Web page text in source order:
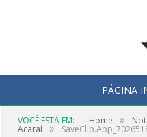
PÁGINA
VOCÊ ESTÁ EM: Home »
Acaraí »